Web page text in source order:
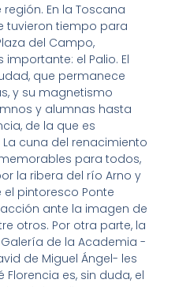
En la Toscana
tuvieron tiempo para
del Campo,
el Palio. El
que permanece
y su magnetismo
y alumnas hasta
de la que es
cuna del renacimiento
para todos,
la ribera del río Arno y
pintoresco Ponte
ante la imagen de
otros. Por otra parte, la
de la Academia -
de Miguel Ángel- les
es, sin duda, el